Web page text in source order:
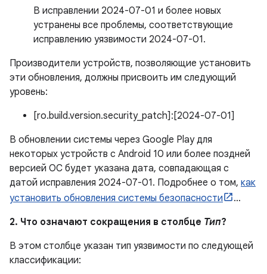
В исправлении 2024-07-01 и более новых
устранены все проблемы, соответствующие
исправлению уязвимости 2024-07-01.
Производители устройств, позволяющие установить
эти обновления, должны присвоить им следующий
уровень:
[ro.build.version.security_patch]:[2024-07-01]
В обновлении системы через Google Play для
некоторых устройств с Android 10 или более поздней
версией ОС будет указана дата, совпадающая с
датой исправления 2024-07-01. Подробнее о том, как
установить обновления системы безопасности
…
2. Что означают сокращения в столбце Тип?
В этом столбце указан тип уязвимости по следующей
классификации: